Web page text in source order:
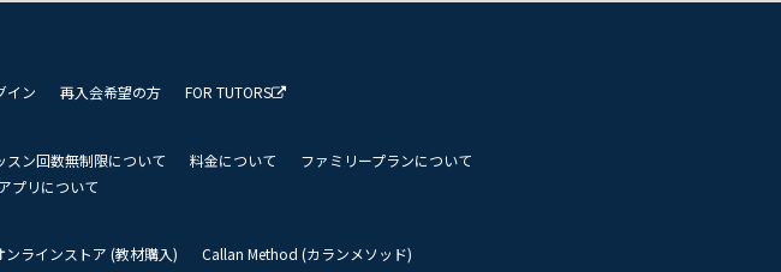
イン 再入会希望の方 FOR TUTORS
スン回数無制限について 料金について
ファミリープランについて
プリについて
ンラインストア (教材購入)
Callan Method (カランメソッド)